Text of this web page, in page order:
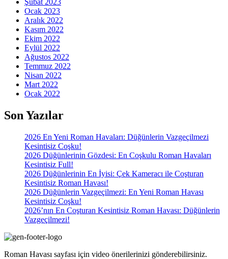
Ocak 2023
Aralık 2022
Kasım 2022
Ekim 2022
Eylül 2022
Ağustos 2022
Temmuz 2022
Nisan 2022
Mart 2022
Ocak 2022
Son Yazılar
2026 En Yeni Roman Havaları: Düğünlerin Vazgeçilmezi
Kesintisiz Coşku!
2026 Düğünlerinin Gözdesi: En Coşkulu Roman Havaları
Kesintisiz Full!
2026 Düğünlerinin En İyisi: Çek Kameracı ile Coşturan
Kesintisiz Roman Havası!
2026 Düğünlerin Vazgeçilmezi: En Yeni Roman Havası
Kesintisiz Coşku!
2026’nın En Coşturan Kesintisiz Roman Havası: Düğünlerin
Vazgeçilmezi!
Roman Havası sayfası için video önerilerinizi gönderebilirsiniz.